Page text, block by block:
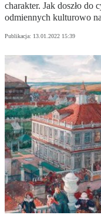
charakter. Jak doszło
odmiennych kulturowo
Publikacja: 13.01.2022 15:39